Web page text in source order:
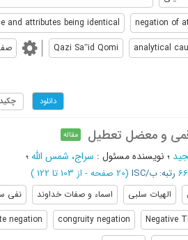
negation of
and attributes being identical
analytical
Qazi Sa‟id Qomi
دانلود
و معضل تعطیل مقاله
؛ نویسنده مسئول : سراج، شمس الله ؛
رتبه: ب/ISC (‎20 صفحه - از 103 تا 122 )
الهیات سلبی اسماء و صفات خداوند نفی
Negative
congruity negation
negation